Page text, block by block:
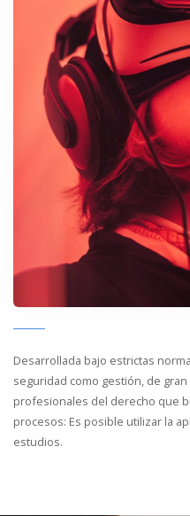
Desarrollada bajo estrictas
seguridad como gestión, de
profesionales del derecho que
procesos: Es posible utilizar la
estudios.